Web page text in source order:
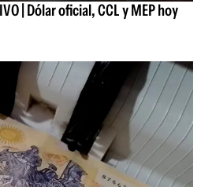
| Dólar oficial, CCL y MEP hoy